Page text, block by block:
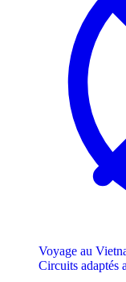
Voyage au
Circuits adaptés